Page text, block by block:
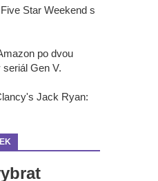
Star Weekend s
po dvou
Gen V.
Jack Ryan: